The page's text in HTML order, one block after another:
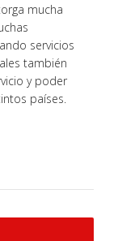
mucha
servicios
también
y poder
países.